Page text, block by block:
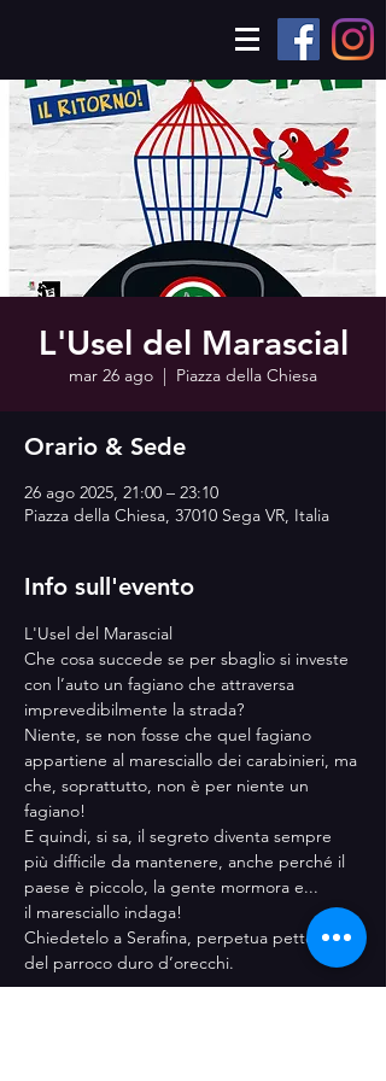
L'Usel del Marascial
mar 26 ago
  |
Piazza della Chiesa
Orario & Sede
26 ago 2025, 21:00 – 23:10
Piazza della Chiesa, 37010 Sega VR, Italia
Info sull'evento
L'Usel del Marascial
Che cosa succede se per sbaglio si investe
con l’auto un fagiano che attraversa
imprevedibilmente la strada?
Niente, se non fosse che quel fagiano
appartiene al maresciallo dei carabinieri, ma
che, soprattutto, non è per niente un
fagiano!
E quindi, si sa, il segreto diventa sempre
più difficile da mantenere, anche perché il
paese è piccolo, la gente mormora e...
il maresciallo indaga!
Chiedetelo a Serafina, perpetua pettegola
del parroco duro d’orecchi.